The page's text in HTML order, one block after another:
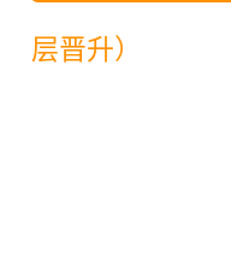
层晋升）